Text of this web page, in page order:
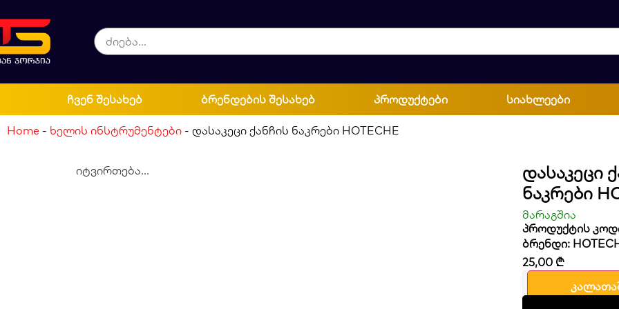
ჩვენ შესახებ ბრენდების შესახებ პროდუქტები სიახლეები
Home - ხელის ინსტრუმენტები - დასაკეცი ქანჩის ნაკრები HOTECHE
იტვირთება...
Დასაკეცი
Ნაკრები
მარაგშია
პროდუქტის
ბრენდი:
25,00 ₾